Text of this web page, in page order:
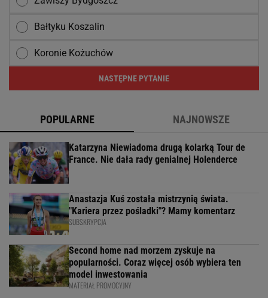
Bałtyku Koszalin
Koronie Kożuchów
NASTĘPNE PYTANIE
POPULARNE NAJNOWSZE
Katarzyna Niewiadoma drugą kolarką Tour de
France. Nie dała rady genialnej Holenderce
Anastazja Kuś została mistrzynią świata.
"Kariera przez pośladki"? Mamy komentarz
SUBSKRYPCJA
Second home nad morzem zyskuje na
popularności. Coraz więcej osób wybiera ten
model inwestowania
MATERIAŁ PROMOCYJNY